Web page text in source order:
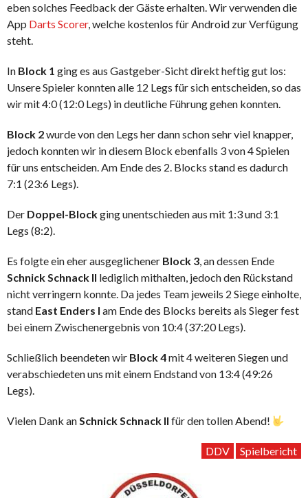
eben solches Feedback der Gäste erhalten. Wir verwenden die
App Darts Scorer, welche kostenlos für Android zur Verfügung
steht.
In Block 1 ging es aus Gastgeber-Sicht direkt heftig gut los:
Unsere Spieler konnten alle 12 Legs für sich entscheiden, so das
wir mit 4:0 (12:0 Legs) in deutliche Führung gehen konnten.
Block 2wurde von den Legs her dann schon sehr viel knapper,
jedoch konnten wir in diesem Block ebenfalls 3 von 4 Spielen
für uns entscheiden. Am Ende des 2. Blocks stand es dadurch
7:1 (23:6 Legs).
Der Doppel-Blockging unentschieden aus mit 1:3 und 3:1
Legs (8:2).
Es folgte ein eher ausgeglichener Block 3, an dessen Ende
Schnick Schnack II lediglich mithalten, jedoch den Rückstand
nicht verringern konnte. Da jedes Team jeweils 2 Siege einholte,
stand East Enders I am Ende des Blocks bereits als Sieger fest
bei einem Zwischenergebnis von 10:4 (37:20 Legs).
Schließlich beendeten wir Block 4mit 4 weiteren Siegen und
verabschiedeten uns mit einem Endstand von 13:4 (49:26
Legs).
Vielen Dank anSchnick Schnack II für den tollen Abend!
DDV Spielbericht